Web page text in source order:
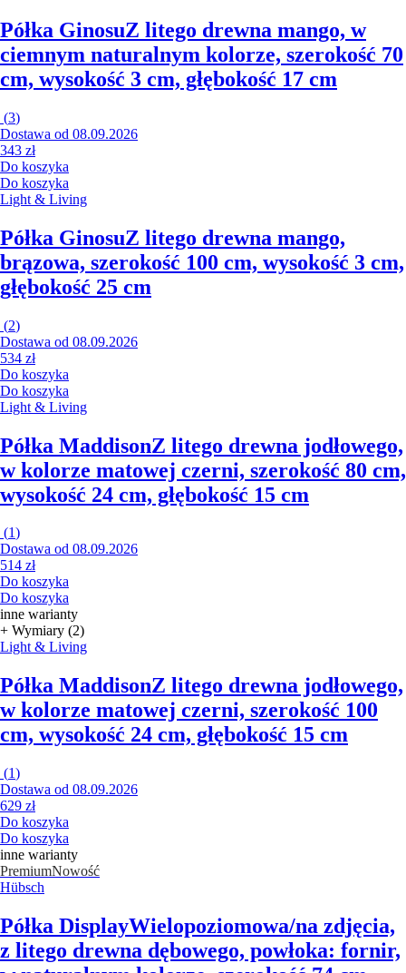
Półka GinosuZ litego drewna mango, w
ciemnym naturalnym kolorze, szerokość 70
cm, wysokość 3 cm, głębokość 17 cm
(3)
Dostawa od 08.09.2026
343 zł
Do koszyka
Do koszyka
Light & Living
Półka GinosuZ litego drewna mango,
brązowa, szerokość 100 cm, wysokość 3 cm,
głębokość 25 cm
(2)
Dostawa od 08.09.2026
534 zł
Do koszyka
Do koszyka
Light & Living
Półka MaddisonZ litego drewna jodłowego,
w kolorze matowej czerni, szerokość 80 cm,
wysokość 24 cm, głębokość 15 cm
(1)
Dostawa od 08.09.2026
514 zł
Do koszyka
Do koszyka
inne warianty
+ Wymiary (2)
Light & Living
Półka MaddisonZ litego drewna jodłowego,
w kolorze matowej czerni, szerokość 100
cm, wysokość 24 cm, głębokość 15 cm
(1)
Dostawa od 08.09.2026
629 zł
Do koszyka
Do koszyka
inne warianty
PremiumNowość
Hübsch
Półka DisplayWielopoziomowa/na zdjęcia,
z litego drewna dębowego, powłoka: fornir,